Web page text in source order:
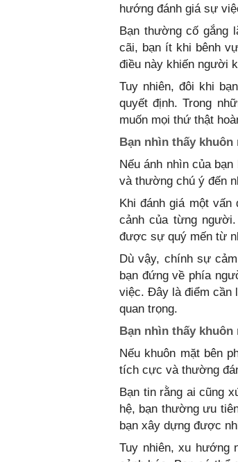
hướng đánh giá sự
Bạn thường cố gắng
cãi, bạn ít khi bênh
điều này khiến người
Tuy nhiên, đôi khi
quyết định. Trong
muốn mọi thứ thật
Bạn nhìn thấy
Nếu ánh nhìn của
và thường chú ý đến
Khi đánh giá một vấn
cảnh của từng
được sự quý mến từ
Dù vậy, chính sự
bạn đứng về phía
việc. Đây là điểm cần
quan trọng.
Bạn nhìn thấy
Nếu khuôn mặt bên
tích cực và thường
Bạn tin rằng ai cũng
hệ, bạn thường ưu
bạn xây dựng được
Tuy nhiên, xu hướng